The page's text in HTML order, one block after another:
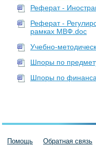
Реферат -
Реферат -
рамках МВФ.doc
Учебно-
Шпоры по
Шпоры по
Помощь Обратная связь